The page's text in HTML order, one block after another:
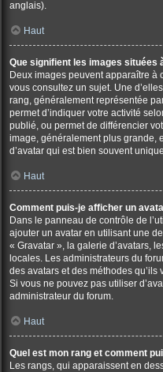
anglais).
Haut
Que signifient les images situées
Deux images peuvent apparaître à
vous consultez un sujet. Une
rang, généralement représentée
permet d’indiquer votre activité
publié, ou permet de différencier
image, généralement plus grande,
d’avatar qui est bien souvent
Haut
Comment puis-je afficher un
Dans le panneau de contrôle de
ajouter un avatar en utilisant une
« Gravatar », la galerie d’avatars,
locales. Les administrateurs du
des avatars et des méthodes
Si vous ne pouvez pas utiliser
administrateur du forum.
Haut
Quel est mon rang et comment
Les rangs, qui apparaissent en